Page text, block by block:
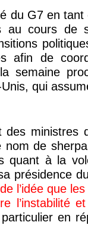
du G7 en
au cours de
afin de
semaine
qui
ministres
de
quant à la
présidence
l’idée que
l’instabilité
en